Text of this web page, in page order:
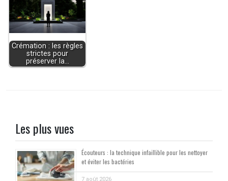
Crémation : les règles
strictes pour
préserver la…
Les plus vues
Écouteurs : la technique infaillible pour les nettoyer
et éviter les bactéries
7 août 2026